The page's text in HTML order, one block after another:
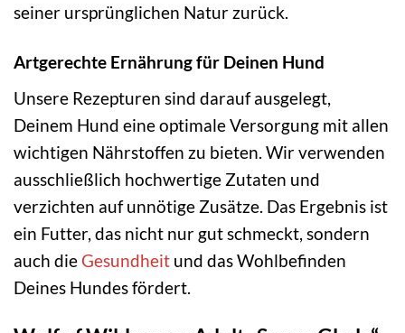
seiner ursprünglichen Natur zurück.
Artgerechte Ernährung für Deinen Hund
Unsere Rezepturen sind darauf ausgelegt,
Deinem Hund eine optimale Versorgung mit allen
wichtigen Nährstoffen zu bieten. Wir verwenden
ausschließlich hochwertige Zutaten und
verzichten auf unnötige Zusätze. Das Ergebnis ist
ein Futter, das nicht nur gut schmeckt, sondern
auch die Gesundheit und das Wohlbefinden
Deines Hundes fördert.